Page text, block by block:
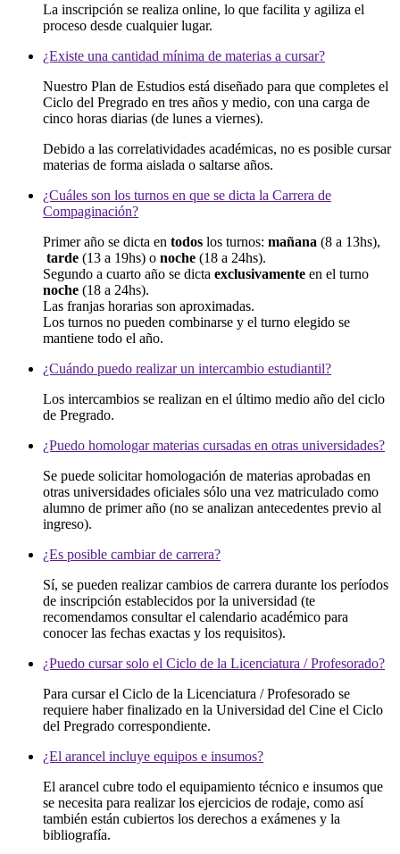
La inscripción se realiza online, lo que facilita y agiliza el
proceso desde cualquier lugar.
¿Existe una cantidad mínima de materias a cursar?
Nuestro Plan de Estudios está diseñado para que completes el
Ciclo del Pregrado en tres años y medio, con una carga de
cinco horas diarias (de lunes a viernes).
Debido a las correlatividades académicas, no es posible cursar
materias de forma aislada o saltarse años.
¿Cuáles son los turnos en que se dicta la Carrera de
Compaginación?
Primer año se dicta en todos los turnos: mañana (8 a 13hs),
tarde (13 a 19hs) o noche (18 a 24hs).
Segundo a cuarto año se dicta exclusivamente en el turno
noche (18 a 24hs).
Las franjas horarias son aproximadas.
Los turnos no pueden combinarse y el turno elegido se
mantiene todo el año.
¿Cuándo puedo realizar un intercambio estudiantil?
Los intercambios se realizan en el último medio año del ciclo
de Pregrado.
¿Puedo homologar materias cursadas en otras universidades?
Se puede solicitar homologación de materias aprobadas en
otras universidades oficiales sólo una vez matriculado como
alumno de primer año (no se analizan antecedentes previo al
ingreso).
¿Es posible cambiar de carrera?
Sí, se pueden realizar cambios de carrera durante los períodos
de inscripción establecidos por la universidad (te
recomendamos consultar el calendario académico para
conocer las fechas exactas y los requisitos).
¿Puedo cursar solo el Ciclo de la Licenciatura / Profesorado?
Para cursar el Ciclo de la Licenciatura / Profesorado se
requiere haber finalizado en la Universidad del Cine el Ciclo
del Pregrado correspondiente.
¿El arancel incluye equipos e insumos?
El arancel cubre todo el equipamiento técnico e insumos que
se necesita para realizar los ejercicios de rodaje, como así
también están cubiertos los derechos a exámenes y la
bibliografía.